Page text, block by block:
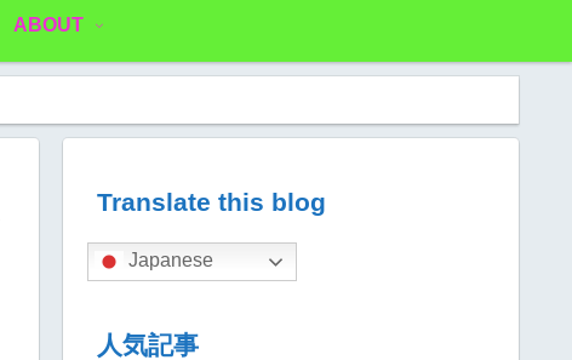
ABOUT
Translate this blog
Japanese
人気記事